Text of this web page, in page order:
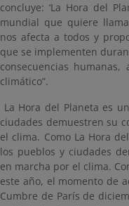
concluye: ‘La Hora del
mundial que quiere
nos afecta a todos y
que se implementen
consecuencias
climático”.
La Hora del Planeta es
ciudades demuestren su
el clima. Como La Hora
los pueblos y ciudades
en marcha por el clima.
este año, el momento de
Cumbre de París de